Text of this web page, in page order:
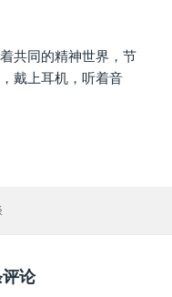
共同的精神世界，节
戴上耳机，听着音
评论